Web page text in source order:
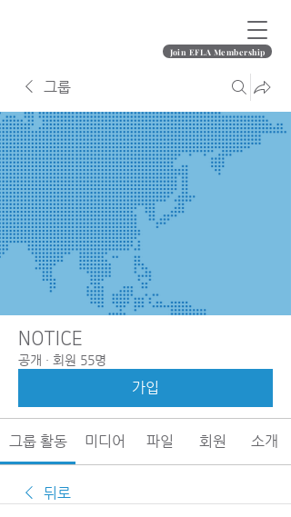
Join EFLA Membership
그룹
NOTICE
공개 · 회원 55명
가입
그룹 활동 미디어 파일 회원 소개
뒤로